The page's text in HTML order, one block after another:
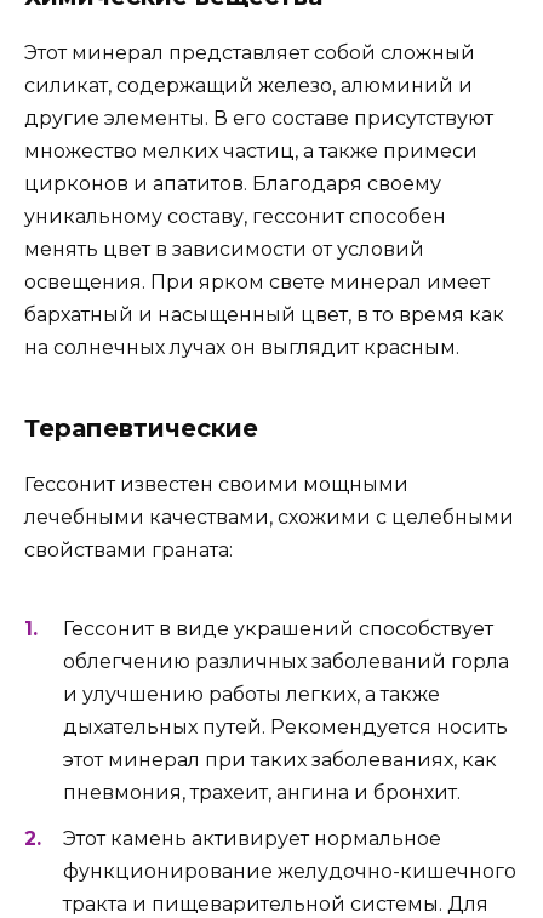
Этот минерал представляет собой сложный
силикат, содержащий железо, алюминий и
другие элементы. В его составе присутствуют
множество мелких частиц, а также примеси
цирконов и апатитов. Благодаря своему
уникальному составу, гессонит способен
менять цвет в зависимости от условий
освещения. При ярком свете минерал имеет
бархатный и насыщенный цвет, в то время как
на солнечных лучах он выглядит красным.
Терапевтические
Гессонит известен своими мощными
лечебными качествами, схожими с целебными
свойствами граната:
Гессонит в виде украшений способствует
облегчению различных заболеваний горла
и улучшению работы легких, а также
дыхательных путей. Рекомендуется носить
этот минерал при таких заболеваниях, как
пневмония, трахеит, ангина и бронхит.
Этот камень активирует нормальное
функционирование желудочно-кишечного
тракта и пищеварительной системы. Для